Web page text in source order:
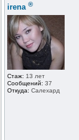
irena ®
Стаж: 13 лет
Сообщений: 37
Откуда: Салехард